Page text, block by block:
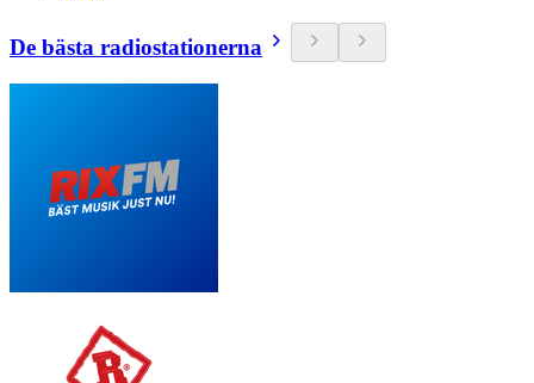
De bästa radiostationerna